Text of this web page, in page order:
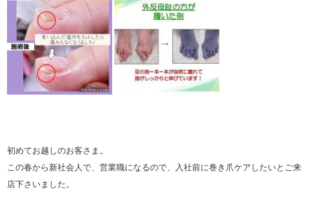
初めてお越しのお客さま。
この春から新社会人で、営業職になるので、入社前に巻き爪ケアしたいとご来
店下さいました。